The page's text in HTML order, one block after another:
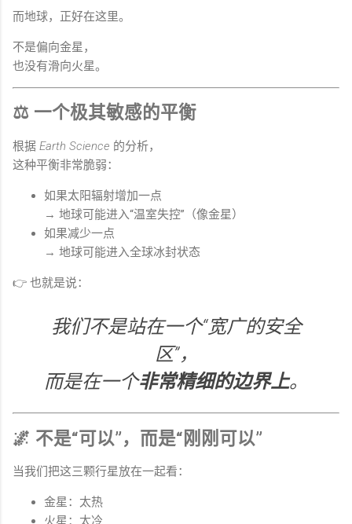
而地球，正好在这里。
不是偏向金星，
也没有滑向火星。
⚖️ 一个极其敏感的平衡
根据 Earth Science 的分析，
这种平衡非常脆弱：
如果太阳辐射增加一点
→ 地球可能进入“温室失控”（像金星）
如果减少一点
→ 地球可能进入全球冰封状态
👉 也就是说：
我们不是站在一个“宽广的安全
区”，
而是在一个非常精细的边界上。
🌌 不是“可以”，而是“刚刚可以”
当我们把这三颗行星放在一起看：
金星：太热